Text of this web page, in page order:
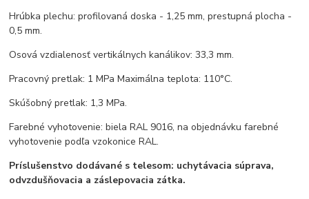
Hrúbka plechu: profilovaná doska - 1,25 mm, prestupná plocha -
0,5 mm.
Osová vzdialenosť vertikálnych kanálikov: 33,3 mm.
Pracovný pretlak: 1 MPa Maximálna teplota: 110°C.
Skúšobný pretlak: 1,3 MPa.
Farebné vyhotovenie: biela RAL 9016, na objednávku farebné
vyhotovenie podľa vzokonice RAL.
Príslušenstvo dodávané s telesom: uchytávacia súprava,
odvzdušňovacia a záslepovacia zátka.